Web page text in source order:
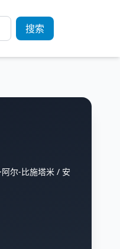
搜索
阿尔-比施塔米 / 安